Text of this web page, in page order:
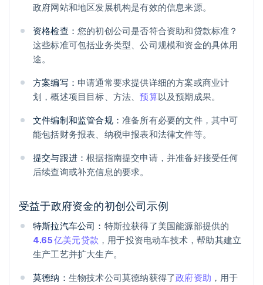
政府网站和地区发展机构是有效的信息来源。
资格检查： 您的初创公司是否符合资助和贷款标准？
这些标准可包括业务类型、公司规模和资金的具体用
途。
方案编写： 申请通常要求提供详细的方案或商业计
划，概述项目目标、方法、预算以及预期成果。
文件编制和监管合规： 准备所有必要的文件，其中可
能包括财务报表、纳税申报表和法律文件等。
提交与跟进：根据指南提交申请，并准备好接受任何
后续查询或补充信息的要求。
受益于政府资金的初创公司示例
特斯拉汽车公司： 特斯拉获得了美国能源部提供的
4.65 亿美元贷款 ，用于投资电动车技术，帮助其建立
生产工艺并扩大生产。
莫德纳： 生物技术公司莫德纳获得了政府资助 ，用于